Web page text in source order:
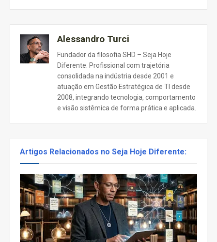
Alessandro Turci
Fundador da filosofia SHD – Seja Hoje
Diferente. Profissional com trajetória
consolidada na indústria desde 2001 e
atuação em Gestão Estratégica de TI desde
2008, integrando tecnologia, comportamento
e visão sistêmica de forma prática e aplicada.
Artigos Relacionados no Seja Hoje Diferente: